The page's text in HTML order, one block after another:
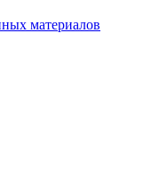
материалов